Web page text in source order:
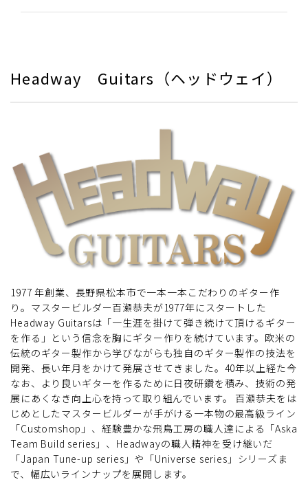
Headway Guitars（ヘッドウェイ）
1977 年創業、長野県松本市で一本一本こだわりのギター作
り。マスタービルダー百瀬恭夫が1977年にスタートした
Headway Guitarsは「一生涯を掛けて弾き続けて頂けるギター
を作る」という信念を胸にギター作りを続けています。欧米の
伝統のギター製作から学びながらも独自のギター製作の技法を
開発、長い年月をかけて発展させてきました。40年以上経た今
なお、より良いギターを作るために日夜研鑽を積み、技術の発
展にあくなき向上心を持って取り組んでいます。 百瀬恭夫をは
じめとしたマスタービルダーが手がける一本物の最高級ライン
「Customshop」、経験豊かな飛鳥工房の職人達による「Aska
Team Build series」、Headwayの職人精神を受け継いだ
「Japan Tune-up series」や「Universe series」シリーズま
で、幅広いラインナップを展開します。